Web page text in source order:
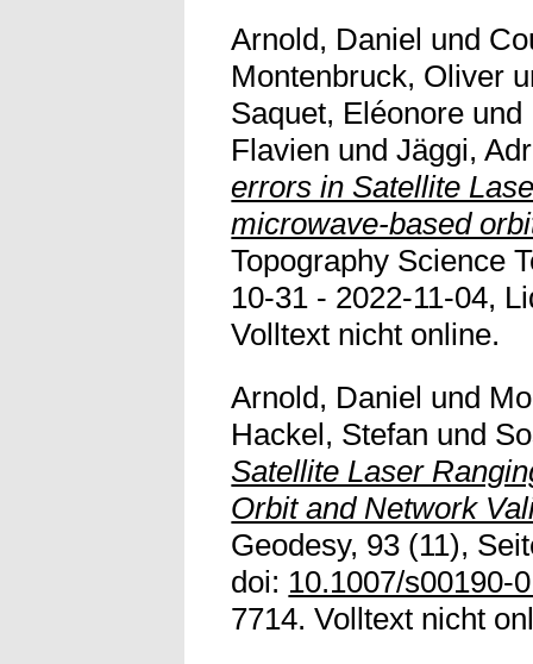
Arnold, Daniel und
Montenbruck, Oliver
Saquet, Eléonore und
Flavien undJäggi,
errors in Satellite
microwave-based
Topography Science
10-31 - 2022-11-04,
Volltext nicht online.
Arnold, Daniel und
Hackel, Stefan und
Satellite Laser
Orbit and Network
Geodesy, 93 (11),
doi: 10.1007/s00190-
7714. Volltext nicht